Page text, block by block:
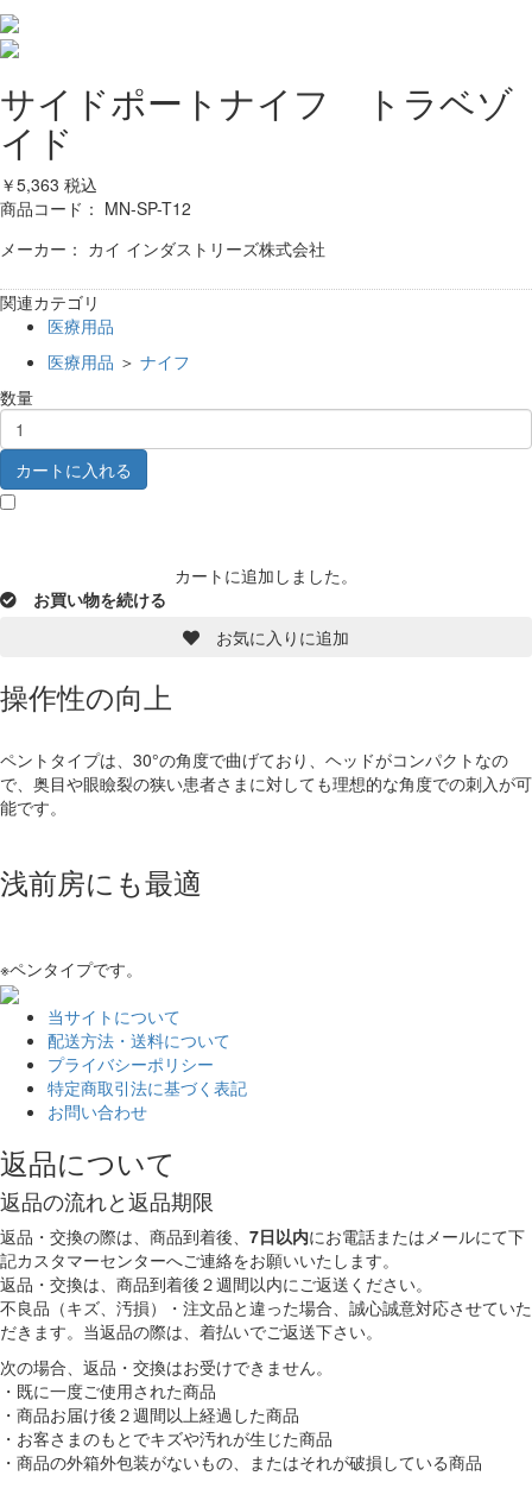
サイドポートナイフ トラベゾ
イド
￥5,363 税込
商品コード： MN-SP-T12
メーカー： カイ インダストリーズ株式会社
関連カテゴリ
医療用品
医療用品 ＞ ナイフ
数量
カートに入れる
カートに追加しました。
お買い物を続ける
お気に入りに追加
操作性の向上
ペントタイプは、30°の角度で曲げており、ヘッドがコンパクトなの
で、奥目や眼瞼裂の狭い患者さまに対しても理想的な角度での刺入が可
能です。
浅前房にも最適
※ペンタイプです。
当サイトについて
配送方法・送料について
プライバシーポリシー
特定商取引法に基づく表記
お問い合わせ
返品について
返品の流れと返品期限
返品・交換の際は、商品到着後、 7日以内にお電話またはメールにて下
記カスタマーセンターへご連絡をお願いいたします。
返品・交換は、商品到着後２週間以内にご返送ください。
不良品（キズ、汚損）・注文品と違った場合、誠心誠意対応させていた
だきます。当返品の際は、着払いでご返送下さい。
次の場合、返品・交換はお受けできません。
・既に一度ご使用された商品
・商品お届け後２週間以上経過した商品
・お客さまのもとでキズや汚れが生じた商品
・商品の外箱外包装がないもの、またはそれが破損している商品